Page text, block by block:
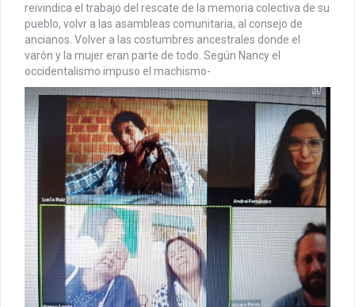
reivindica el trabajo del rescate de la memoria colectiva de su
pueblo, volvr a las asambleas comunitaria, al consejo de
ancianos. Volver a las costumbres ancestrales donde el
varón y la mujer eran parte de todo. Según Nancy el
occidentalismo impuso el machismo-